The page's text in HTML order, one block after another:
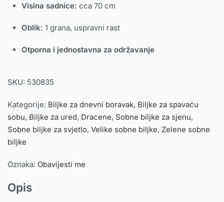
Visina sadnice: cca 70 cm
Oblik: 1 grana, uspravni rast
Otporna i jednostavna za održavanje
SKU: 530835
Kategorije: Biljke za dnevni boravak, Biljke za spavaću
sobu, Biljke za ured, Dracene, Sobne biljke za sjenu,
Sobne biljke za svjetlo, Velike sobne biljke, Zelene sobne
biljke
Oznaka: Obavijesti me
Opis